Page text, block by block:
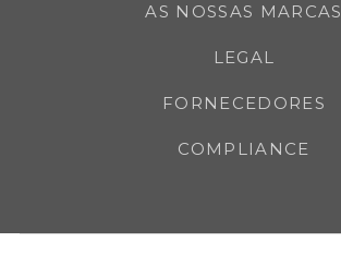
AS NOSSAS MARCAS
LEGAL
FORNECEDORES
COMPLIANCE